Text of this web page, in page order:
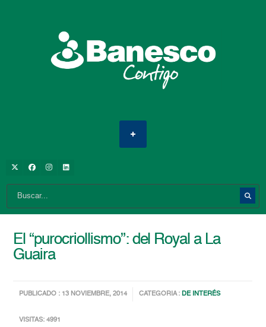
El “purocriollismo”: del Royal a La
Guaira
PUBLICADO : 13 NOVIEMBRE, 2014 CATEGORIA :DE INTERÉS
VISITAS: 4991